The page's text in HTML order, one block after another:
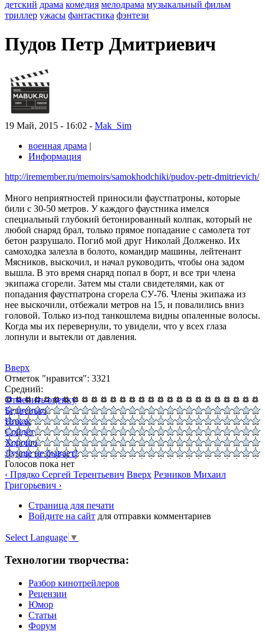
детский драма комедия мелодрама музыкальный фильм
триллер ужасы фантастика фэнтези
Пудов Петр Дмитриевич
19 Май, 2015 - 16:02 - Mak_Sim
военная драма |
Информация
http://iremember.ru/memoirs/samokhodchiki/pudov-petr-dmitrievich/
Много неприятностей приносили фаустпатроны, которые
били с 30-50 метров. У каждого фаустника имелся
специальный глубокий бетонированный колпак, который не
любой снаряд брал, только прямое попадание с самолета тот
бетон разрушало. Погиб мой друг Николай Долженко. Их
самоходка залезла в болото, командир машины, лейтенант
Мясников, выскочил, и начал руководить, чтобы она задом
вышла. В это время снаряд попал в борт, и все три члена
экипажа сгорели. Затем мы стали свидетелями, как от
попадания фаустпатрона сгорела СУ-76. Члены экипажа из
нее выскочили, отбежали метров на 15, и повалились вниз
головой. Только из-под танкошлема видны опаленные волосы.
Когда мы их перевернули, то увидели, что у всех глаза
лопнули и вытекли от давления.
Вверх
Отметок "нравится": 3321
Средний:
Отменить оценку
Бедненько
Никак
Сойдёт
Хорошо
Лучше не бывает!
Голосов пока нет
‹ Прядко Сергей Терентьевич Вверх Резников Михаил
Григорьевич ›
Страница для печати
Войдите на сайт для отправки комментариев
Select Language ▼
Технологии творчества:
Разбор кинотрейлеров
Рецензии
Юмор
Статьи
Форум